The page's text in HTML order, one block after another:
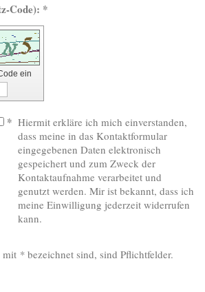
Captcha (Spam-Schutz-Code): *
ein
* Hiermit erkläre ich mich einverstanden,
dass meine in das Kontaktformular
eingegebenen Daten elektronisch
gespeichert und zum Zweck der
Kontaktaufnahme verarbeitet und
genutzt werden. Mir ist bekannt, dass ich
meine Einwilligung jederzeit widerrufen
kann.
mit * bezeichnet sind, sind Pflichtfelder.